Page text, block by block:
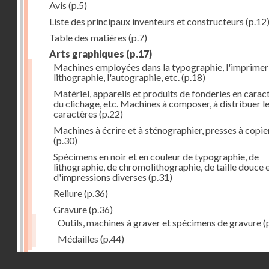
Avis (p.5)
Liste des principaux inventeurs et constructeurs (p.12)
Table des matières (p.7)
Arts graphiques (p.17)
Machines employées dans la typographie,
lithographie, l'autographie, etc. (p.18)
Matériel, appareils et produits de fonderies en
du clichage, etc. Machines à composer, à distribuer
caractères (p.22)
Machines à écrire et à sténographier, presses à
(p.30)
Spécimens en noir et en couleur de typographie, de
lithographie, de chromolithographie, de taille douce
d'impressions diverses (p.31)
Reliure(p.36)
Gravure(p.36)
Outils, machines à graver et spécimens de gravure
Médailles (p.44)